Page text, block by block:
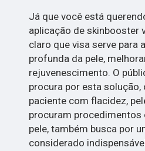
Já que você está
aplicação de skinbooster
claro que visa serve para
profunda da pele,
rejuvenescimento. O
procura por esta solução,
paciente com flacidez,
procuram procedimentos
pele, também busca por
considerado